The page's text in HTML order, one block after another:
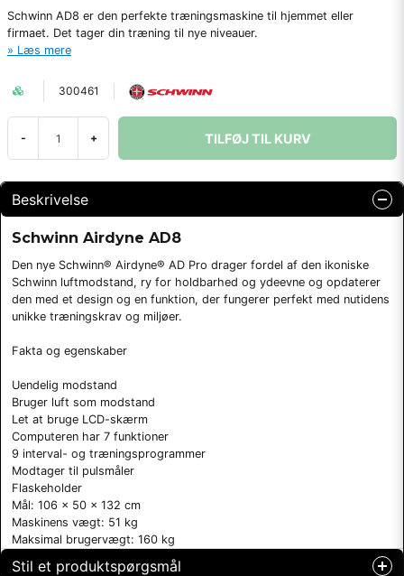
Schwinn AD8 er den perfekte træningsmaskine til hjemmet eller
firmaet. Det tager din træning til nye niveauer.
Læs mere
300461
- + TILFØJ TIL KURV
Beskrivelse
Schwinn Airdyne AD8
Den nye Schwinn® Airdyne® AD Pro drager fordel af den ikoniske
Schwinn luftmodstand, ry for holdbarhed og ydeevne og opdaterer
den med et design og en funktion, der fungerer perfekt med nutidens
unikke træningskrav og miljøer.
Fakta og egenskaber
Uendelig modstand
Bruger luft som modstand
Let at bruge LCD-skærm
Computeren har 7 funktioner
9 interval- og træningsprogrammer
Modtager til pulsmåler
Flaskeholder
Mål: 106 x 50 x 132 cm
Maskinens vægt: 51 kg
Maksimal brugervægt: 160 kg
Stil et produktspørgsmål